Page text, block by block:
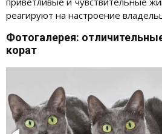
реагируют на настроение
Фотогалерея:
корат